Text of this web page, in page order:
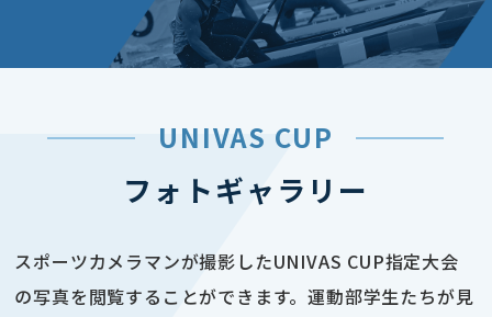
UNIVAS CUP
フォトギャラリー
スポーツカメラマンが撮影したUNIVAS CUP指定大会
の写真を閲覧することができます。運動部学生たちが見